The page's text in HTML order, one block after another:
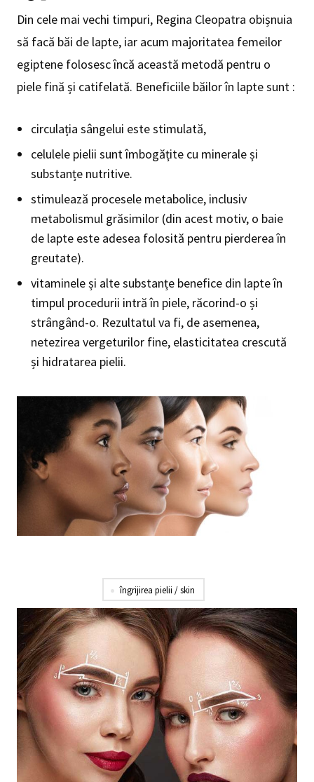
Din cele mai vechi timpuri, Regina Cleopatra obișnuia
să facă băi de lapte, iar acum majoritatea femeilor
egiptene folosesc încă această metodă pentru o
piele fină și catifelată. Beneficiile băilor în lapte sunt :
circulația sângelui este stimulată,
celulele pielii sunt îmbogățite cu minerale și
substanțe nutritive.
stimulează procesele metabolice, inclusiv
metabolismul grăsimilor (din acest motiv, o baie
de lapte este adesea folosită pentru pierderea în
greutate).
vitaminele și alte substanțe benefice din lapte în
timpul procedurii intră în piele, răcorind-o și
strângând-o. Rezultatul va fi, de asemenea,
netezirea vergeturilor fine, elasticitatea crescută
și hidratarea pielii.
îngrijirea pielii / skin